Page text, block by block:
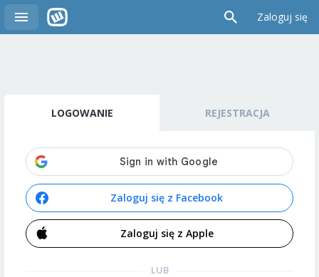
Zaloguj się
LOGOWANIE REJESTRACJA
Zaloguj się z Facebook
Zaloguj się z Apple
LUB